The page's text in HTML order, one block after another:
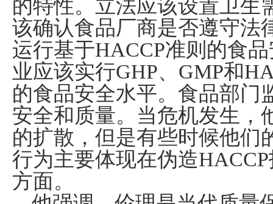
的特性。立法应该设置卫生
该确认食品厂商是否遵守法
运行基于HACCP准则的食
业应该实行GHP、 GMP和
的食品安全水平。食品部门
安全和质量。当危机发生，
的扩散，但是有些时候他们
行为主要体现在伪造HACCP
方面。